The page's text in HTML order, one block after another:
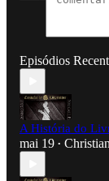
Episódios
A História do
mai 19 •